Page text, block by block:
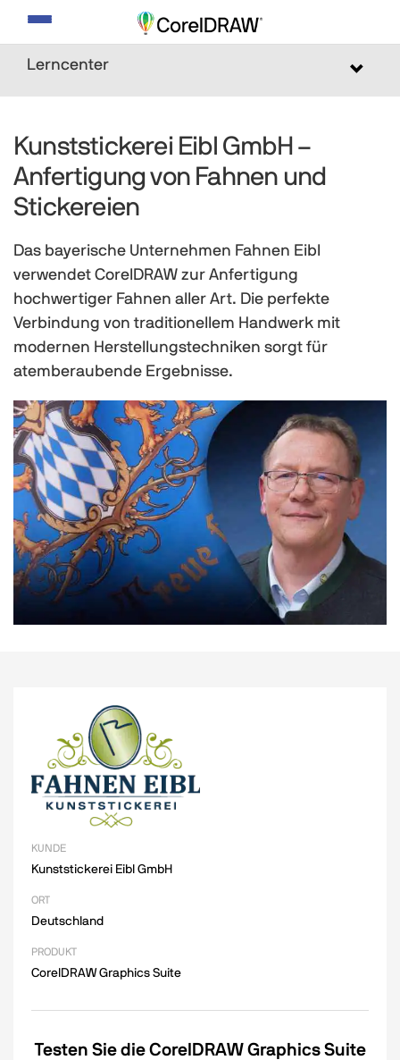
Navigation
umschalten
Toggle
Lerncenter
Kunststickerei Eibl GmbH –
Anfertigung von Fahnen und
Stickereien
Das bayerische Unternehmen Fahnen Eibl
verwendet CorelDRAW zur Anfertigung
hochwertiger Fahnen aller Art. Die perfekte
Verbindung von traditionellem Handwerk mit
modernen Herstellungstechniken sorgt für
atemberaubende Ergebnisse.
KUNDE
Kunststickerei Eibl GmbH
ORT
Deutschland
PRODUKT
CorelDRAW Graphics Suite
Testen Sie die CorelDRAW Graphics Suite